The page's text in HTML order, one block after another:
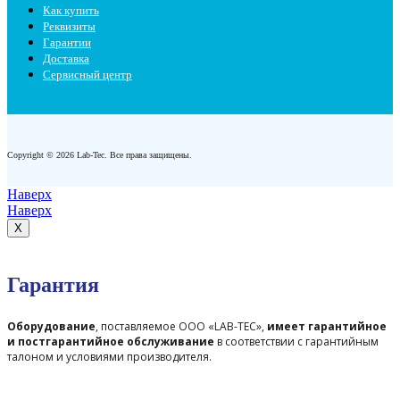
Как купить
Реквизиты
Гарантии
Доставка
Сервисный центр
Copyright © 2026 Lab-Tec. Все права защищены.
Наверх
Наверх
X
Гарантия
Оборудование, поставляемое ООО «LAB-TEC», имеет гарантийное
и постгарантийное обслуживание в соответствии с гарантийным
талоном и условиями производителя.